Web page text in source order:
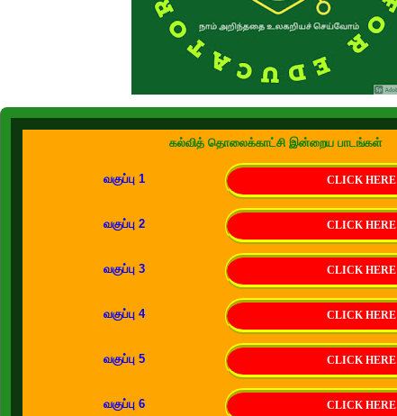
கல்வித் தொலைக்காட்சி இன்றைய பாடங்கள்
வகுப்பு 1 CLICK HERE
வகுப்பு 2 CLICK HERE
வகுப்பு 3 CLICK HERE
வகுப்பு 4 CLICK HERE
வகுப்பு 5 CLICK HERE
வகுப்பு 6 CLICK HERE